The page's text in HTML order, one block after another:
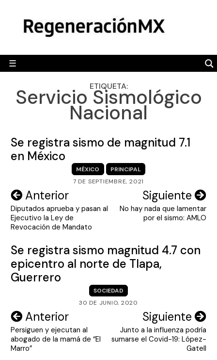
content
☰
POLÍTICA
CAMALEÓN
OPINIÓN
DEPORTES
ETIQUETA:
Servicio Sismológico
Nacional
Se registra sismo de magnitud 7.1
en México
MÉXICO
PRINCIPAL
7 DE SEPTIEMBRE, 2021
Navegación
de
entradas
Anterior
Diputados aprueba y pasan al
Ejecutivo la Ley de
Revocación de Mandato
Siguiente
No hay nada que lamentar
por el sismo: AMLO
Se registra sismo magnitud 4.7 con
epicentro al norte de Tlapa,
Guerrero
SOCIEDAD
30 DE JUNIO, 2020
Navegación
de
entradas
Anterior
Persiguen y ejecutan al
abogado de la mamá de “El
Marro”
Siguiente
Junto a la influenza podría
sumarse el Covid-19: López-
Gatell